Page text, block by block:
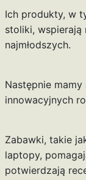
Ich produkty, w
stoliki,
najmłodszych.
Następnie mamy
innowacyjnych
Zabawki, takie
laptopy,
potwierdzają